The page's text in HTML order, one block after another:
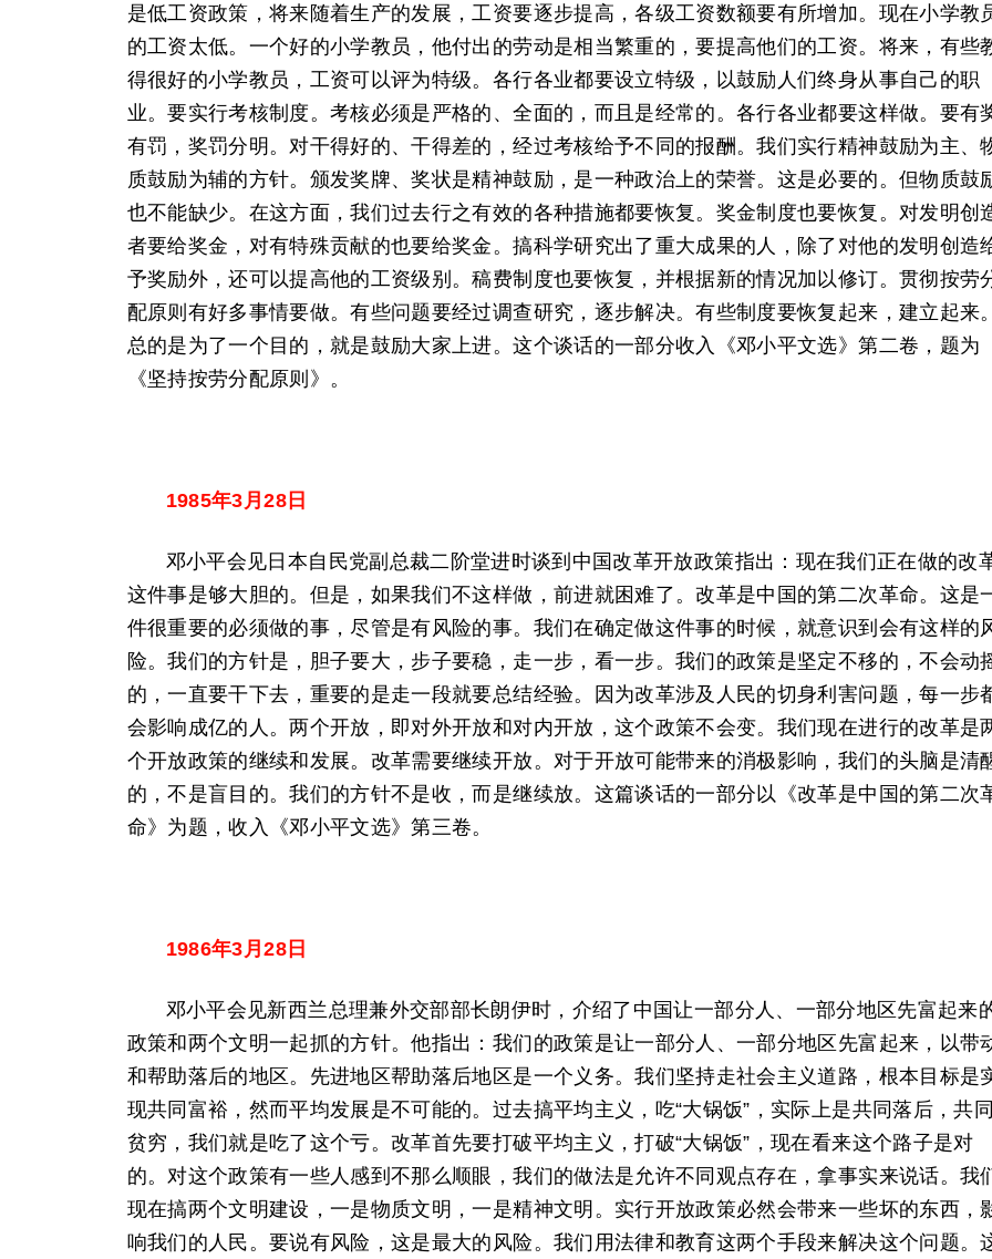
是低工资政策，将来随着生产的发展，工资要逐步提高，各级工资数额要有所增加。现在小学教
的工资太低。一个好的小学教员，他付出的劳动是相当繁重的，要提高他们的工资。将来，有些
得很好的小学教员，工资可以评为特级。各行各业都要设立特级，以鼓励人们终身从事自己的职
业。要实行考核制度。考核必须是严格的、全面的，而且是经常的。各行各业都要这样做。要有
有罚，奖罚分明。对干得好的、干得差的，经过考核给予不同的报酬。我们实行精神鼓励为主、
质鼓励为辅的方针。颁发奖牌、奖状是精神鼓励，是一种政治上的荣誉。这是必要的。但物质鼓
也不能缺少。在这方面，我们过去行之有效的各种措施都要恢复。奖金制度也要恢复。对发明创
者要给奖金，对有特殊贡献的也要给奖金。搞科学研究出了重大成果的人，除了对他的发明创造
予奖励外，还可以提高他的工资级别。稿费制度也要恢复，并根据新的情况加以修订。贯彻按劳
配原则有好多事情要做。有些问题要经过调查研究，逐步解决。有些制度要恢复起来，建立起来。
总的是为了一个目的，就是鼓励大家上进。这个谈话的一部分收入《邓小平文选》第二卷，题为
《坚持按劳分配原则》。
1985年3月28日
邓小平会见日本自民党副总裁二阶堂进时谈到中国改革开放政策指出：现在我们正在做的改
这件事是够大胆的。但是，如果我们不这样做，前进就困难了。改革是中国的第二次革命。这是
件很重要的必须做的事，尽管是有风险的事。我们在确定做这件事的时候，就意识到会有这样的
险。我们的方针是，胆子要大，步子要稳，走一步，看一步。我们的政策是坚定不移的，不会动
的，一直要干下去，重要的是走一段就要总结经验。因为改革涉及人民的切身利害问题，每一步
会影响成亿的人。两个开放，即对外开放和对内开放，这个政策不会变。我们现在进行的改革是
个开放政策的继续和发展。改革需要继续开放。对于开放可能带来的消极影响，我们的头脑是清
的，不是盲目的。我们的方针不是收，而是继续放。这篇谈话的一部分以《改革是中国的第二次
命》为题，收入《邓小平文选》第三卷。
1986年3月28日
邓小平会见新西兰总理兼外交部部长朗伊时，介绍了中国让一部分人、一部分地区先富起来
政策和两个文明一起抓的方针。他指出：我们的政策是让一部分人、一部分地区先富起来，以带
和帮助落后的地区。先进地区帮助落后地区是一个义务。我们坚持走社会主义道路，根本目标是
现共同富裕，然而平均发展是不可能的。过去搞平均主义，吃“大锅饭”，实际上是共同落后，共同
贫穷，我们就是吃了这个亏。改革首先要打破平均主义，打破“大锅饭”，现在看来这个路子是对
的。对这个政策有一些人感到不那么顺眼，我们的做法是允许不同观点存在，拿事实来说话。我
现在搞两个文明建设，一是物质文明，一是精神文明。实行开放政策必然会带来一些坏的东西，
响我们的人民。要说有风险，这是最大的风险。我们用法律和教育这两个手段来解决这个问题。